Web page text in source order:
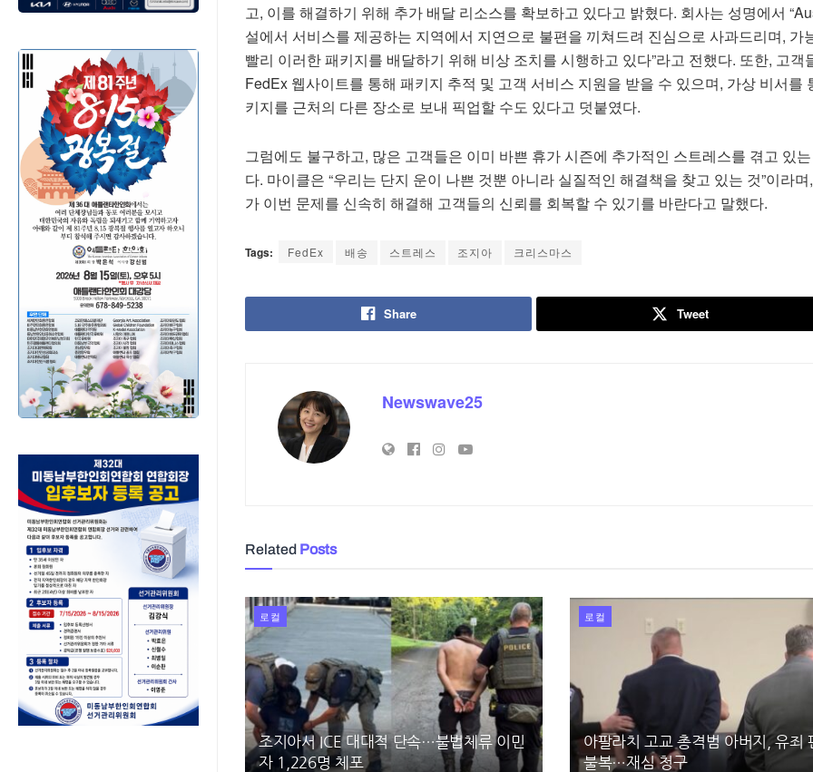
고, 이를 해결하기 위해 추가 배달 리소스를 확보하고 있다고 밝혔다. 회사는 성명에서
설에서 서비스를 제공하는 지역에서 지연으로 불편을 끼쳐드려 진심으로 사과드리며, 가
빨리 이러한 패키지를 배달하기 위해 비상 조치를 시행하고 있다”라고 전했다. 또한, 고객
FedEx 웹사이트를 통해 패키지 추적 및 고객 서비스 지원을 받을 수 있으며, 가상 비서를
키지를 근처의 다른 장소로 보내 픽업할 수도 있다고 덧붙였다.
그럼에도 불구하고, 많은 고객들은 이미 바쁜 휴가 시즌에 추가적인 스트레스를 겪고 있
다. 마이클은 “우리는 단지 운이 나쁜 것뿐 아니라 실질적인 해결책을 찾고 있는 것”이라
가 이번 문제를 신속히 해결해 고객들의 신뢰를 회복할 수 있기를 바란다고 말했다.
Tags: FedEx 배송 스트레스 조지아 크리스마스
Share Tweet
Newswave25
Related Posts
로컬
조지아서 ICE 대대적 단속…불법체류 이민
자 1,226명 체포
로컬
아팔라치 고교 총격범 아버지, 유죄
불복…재심 청구